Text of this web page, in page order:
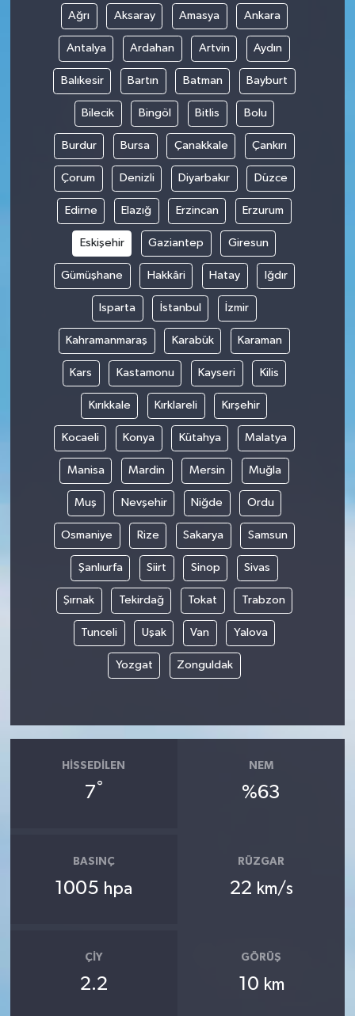
Ağrı Aksaray Amasya Ankara
Antalya Ardahan Artvin Aydın
Balıkesir Bartın Batman Bayburt
Bilecik Bingöl Bitlis Bolu
Burdur Bursa Çanakkale Çankırı
Çorum Denizli Diyarbakır Düzce
Edirne Elazığ Erzincan Erzurum
Eskişehir Gaziantep Giresun
Gümüşhane Hakkâri Hatay Iğdır
Isparta İstanbul İzmir
Kahramanmaraş Karabük Karaman
Kars Kastamonu Kayseri Kilis
Kırıkkale Kırklareli Kırşehir
Kocaeli Konya Kütahya Malatya
Manisa Mardin Mersin Muğla
Muş Nevşehir Niğde Ordu
Osmaniye Rize Sakarya Samsun
Şanlıurfa Siirt Sinop Sivas
Şırnak Tekirdağ Tokat Trabzon
Tunceli Uşak Van Yalova
Yozgat Zonguldak
HISSEDILEN
7°
NEM
%63
BASINÇ
1005 hpa
RÜZGAR
22 km/s
ÇIY
2.2
GÖRÜŞ
10 km